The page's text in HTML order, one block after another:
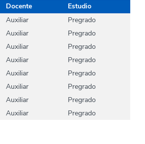
Docente
Estudio
Auxiliar
Pregrado
Auxiliar
Pregrado
Auxiliar
Pregrado
Auxiliar
Pregrado
Auxiliar
Pregrado
Auxiliar
Pregrado
Auxiliar
Pregrado
Auxiliar Pregrado